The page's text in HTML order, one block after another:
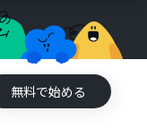
無料で始める